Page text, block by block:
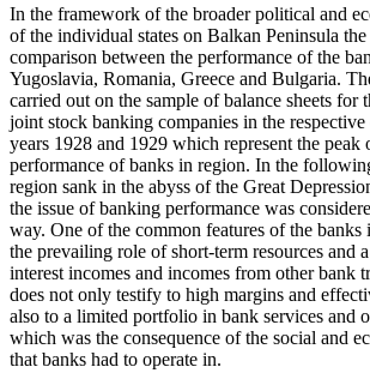
In the framework of the broader political and
of the individual states on Balkan Peninsula the
comparison between the performance of the
Yugoslavia, Romania, Greece and Bulgaria.
carried out on the sample of balance sheets for
joint stock banking companies in the
years 1928 and 1929 which represent the peak
performance of banks in region. In the
region sank in the abyss of the Great
the issue of banking performance was
way. One of the common features of the
the prevailing role of short-term resources and
interest incomes and incomes from other bank
does not only testify to high margins and
also to a limited portfolio in bank services and
which was the consequence of the social and
that banks had to operate in.